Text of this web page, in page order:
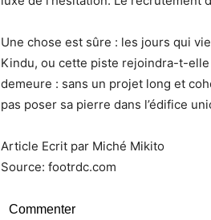
Une chose est sûre : les jours qui
Kindu, ou cette piste rejoindra-t-
demeure : sans un projet long et
pas poser sa pierre dans l’édifice
Article Ecrit par Miché Mikito
Source: footrdc.com
Commenter